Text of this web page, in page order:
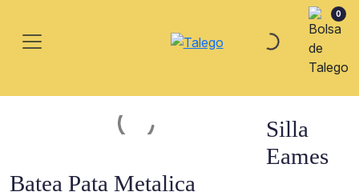
0
Silla
Eames
Batea Pata Metalica